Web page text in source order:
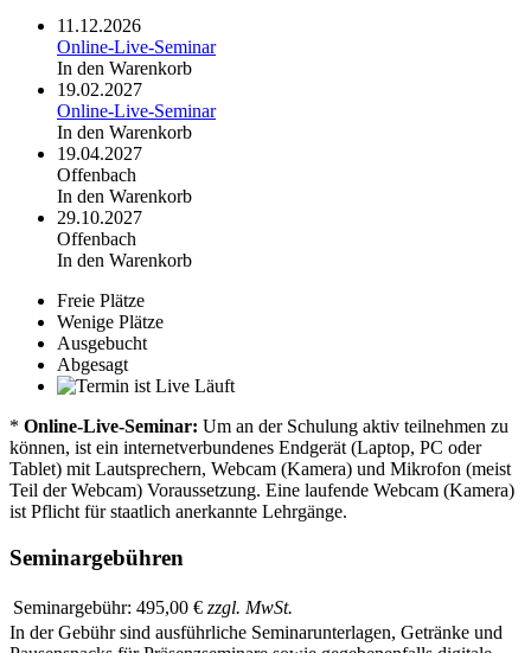
11.12.2026
Online-Live-Seminar
In den Warenkorb
19.02.2027
Online-Live-Seminar
In den Warenkorb
19.04.2027
Offenbach
In den Warenkorb
29.10.2027
Offenbach
In den Warenkorb
Freie Plätze
Wenige Plätze
Ausgebucht
Abgesagt
Läuft
* Online-Live-Seminar: Um an der Schulung aktiv teilnehmen zu
können, ist ein internetverbundenes Endgerät (Laptop, PC oder
Tablet) mit Lautsprechern, Webcam (Kamera) und Mikrofon (meist
Teil der Webcam) Voraussetzung. Eine laufende Webcam (Kamera)
ist Pflicht für staatlich anerkannte Lehrgänge.
Seminargebühren
Seminargebühr: 495,00 € zzgl. MwSt.
In der Gebühr sind ausführliche Seminarunterlagen, Getränke und